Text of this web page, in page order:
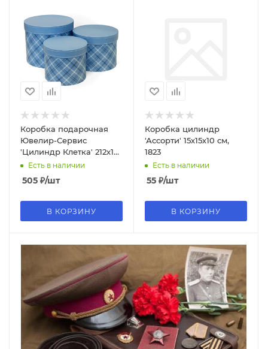
Коробка подарочная
Ювелир-Сервис
'Цилиндр Клетка' 212х175
мм., цилиндр (Серия
3в1), 0766
Есть в наличии
505 ₽/шт
В КОРЗИНУ
Коробка цилиндр
'Ассорти' 15х15х10 см,
1823
Есть в наличии
55 ₽/шт
В КОРЗИНУ